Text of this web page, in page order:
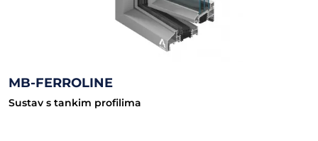
MB-FERROLINE
Sustav s tankim profilima